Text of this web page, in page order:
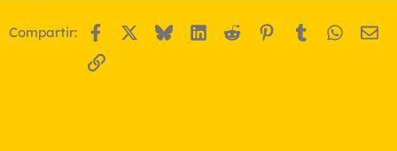
Compartir: Facebook BlueskyLinkedIn
Reddit Pinterest
Tumblr
Enlace